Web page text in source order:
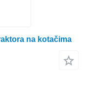
na kotačima